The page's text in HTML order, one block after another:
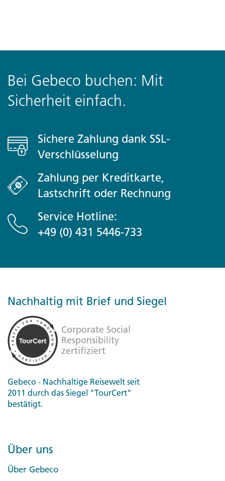
Bei Gebeco buchen: Mit
Sicherheit einfach.
Sichere Zahlung dank SSL-
Verschlüsselung
Zahlung per Kreditkarte,
Lastschrift oder Rechnung
Service Hotline:
+49 (0) 431 5446-733
Nachhaltig mit Brief und Siegel
Gebeco - Nachhaltige Reisewelt seit
2011 durch das Siegel "TourCert"
bestätigt.
Über uns
Über Gebeco